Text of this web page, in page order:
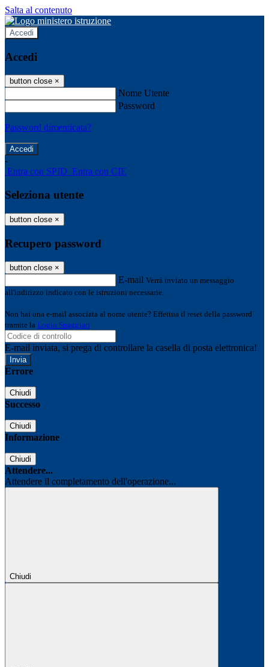
Salta al contenuto
Accedi
Accedi
button close ×
Nome Utente
Password
Password dimenticata?
-
Entra con SPID Entra con CIE
Seleziona utente
button close ×
Recupero password
button close ×
E-mail Verrà inviato un messaggio
all'indirizzo indicato con le istruzioni necessarie.
Non hai una e-mail associata al nome utente? Effettua il reset della password
tramite la Login Spaggiari
E-mail inviata, si prega di controllare la casella di posta elettronica!
Errore
Chiudi
Successo
Chiudi
Informazione
Chiudi
Attendere...
Attendere il completamento dell'operazione...
Chiudi